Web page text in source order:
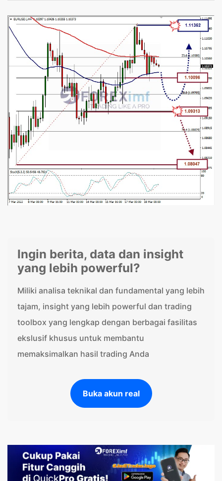
Ingin berita, data dan insight
yang lebih powerful?
Miliki analisa teknikal dan fundamental yang lebih
tajam, insight yang lebih powerful dan trading
toolbox yang lengkap dengan berbagai fasilitas
ekslusif khusus untuk membantu
memaksimalkan hasil trading Anda
Buka akun real